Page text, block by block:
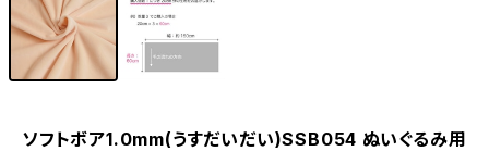
ソフトボア1.0mm(うすだいだい)SSB054 ぬいぐるみ用